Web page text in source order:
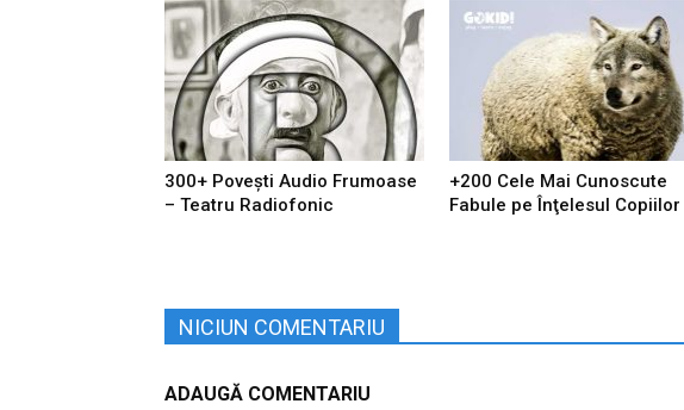
300+ Povești Audio Frumoase
– Teatru Radiofonic
+200 Cele Mai Cunoscute
Fabule pe Înţelesul Copiilor
NICIUN COMENTARIU
ADAUGĂ COMENTARIU